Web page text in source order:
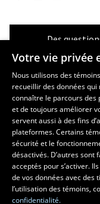
Des
Les écoles et la
École d’art
École supérieure
régional
École de design
Centre de recherche en
Votre vie privée
Nous utilisons des
recueillir des données
connaître le parcours des
et de toujours améliorer
servent aussi à des fins
plateformes. Certains
sécurité et le
désactivés. D’autres
acceptés pour s’activer.
de vos données avec des
l’utilisation des témoins,
confidentialité.